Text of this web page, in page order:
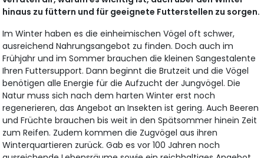
hinaus zu füttern und für geeignete Futterstellen zu sorgen.
Im Winter haben es die einheimischen Vögel oft schwer,
ausreichend Nahrungsangebot zu finden. Doch auch im
Frühjahr und im Sommer brauchen die kleinen Sangestalente
Ihren Futtersupport. Dann beginnt die Brutzeit und die Vögel
benötigen alle Energie für die Aufzucht der Jungvögel. Die
Natur muss sich nach dem harten Winter erst noch
regenerieren, das Angebot an Insekten ist gering. Auch Beeren
und Früchte brauchen bis weit in den Spätsommer hinein Zeit
zum Reifen. Zudem kommen die Zugvögel aus ihren
Winterquartieren zurück. Gab es vor 100 Jahren noch